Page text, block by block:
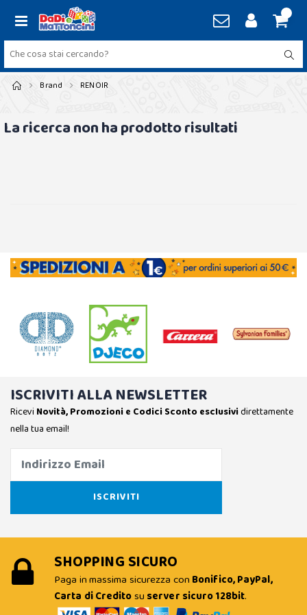
Brand RENOIR
La ricerca non ha prodotto risultati
ISCRIVITI ALLA NEWSLETTER
Ricevi Novità, Promozioni e Codici Sconto esclusividirettamente
nella tua email!
SHOPPING SICURO
Paga in massima sicurezza con Bonifico, PayPal,
Carta di Creditosu server sicuro 128bit.